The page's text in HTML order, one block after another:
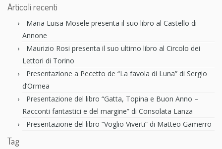
Articoli recenti
Maria Luisa Mosele presenta il suo libro al Castello di
Annone
Maurizio Rosi presenta il suo ultimo libro al Circolo dei
Lettori di Torino
Presentazione a Pecetto de “La favola di Luna” di Sergio
d’Ormea
Presentazione del libro “Gatta, Topina e Buon Anno –
Racconti fantastici e del margine” di Consolata Lanza
Presentazione del libro “Voglio Viverti” di Matteo Gamerro
Tag